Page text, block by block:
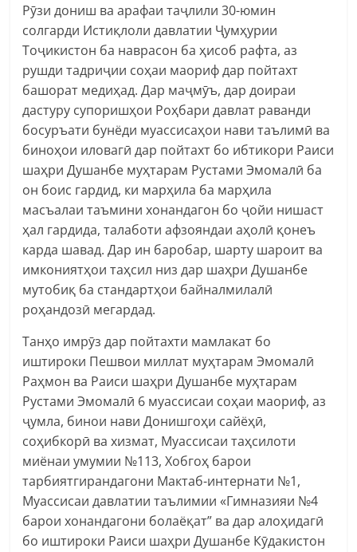
Рӯзи дониш ва арафаи таҷлили 30-юмин
солгарди Истиқлоли давлатии Ҷумҳурии
Тоҷикистон ба наврасон ба ҳисоб рафта, аз
рушди тадриҷии соҳаи маориф дар пойтахт
башорат медиҳад. Дар маҷмӯъ, дар доираи
дастуру супоришҳои Роҳбари давлат раванди
босуръати бунёди муассисаҳои нави таълимӣ ва
биноҳои иловагӣ дар пойтахт бо ибтикори Раиси
шаҳри Душанбе муҳтарам Рустами Эмомалӣ ба
он боис гардид, ки марҳила ба марҳила
масъалаи таъмини хонандагон бо ҷойи нишаст
ҳал гардида, талаботи афзояндаи аҳолӣ қонеъ
карда шавад. Дар ин баробар, шарту шароит ва
имкониятҳои таҳсил низ дар шаҳри Душанбе
мутобиқ ба стандартҳои байналмилалӣ
роҳандозӣ мегардад.
Танҳо имрӯз дар пойтахти мамлакат бо
иштироки Пешвои миллат муҳтарам Эмомалӣ
Раҳмон ва Раиси шаҳри Душанбе муҳтарам
Рустами Эмомалӣ 6 муассисаи соҳаи маориф, аз
ҷумла, бинои нави Донишгоҳи сайёҳӣ,
соҳибкорӣ ва хизмат, Муассисаи таҳсилоти
миёнаи умумии №113, Хобгоҳ барои
тарбиятгирандагони Мактаб-интернати №1,
Муассисаи давлатии таълимии «Гимназияи №4
барои хонандагони болаёқат” ва дар алоҳидагӣ
бо иштироки Раиси шаҳри Душанбе Кӯдакистон